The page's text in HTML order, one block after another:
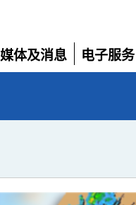
媒体及消息
展
电子服务
展